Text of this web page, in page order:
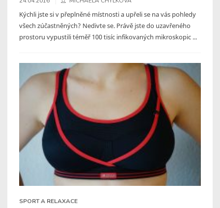
Kýchli jste si v přeplněné místnosti a upřeli se na vás pohledy
všech zúčastněných? Nedivte se. Právě jste do uzavřeného
prostoru vypustili téměř 100 tisíc infikovaných mikroskopic ...
SPORT A RELAXACE